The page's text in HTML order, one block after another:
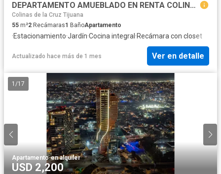
DEPARTAMENTO AMUEBLADO EN RENTA COLINAS DE CALIFORNIA
Colinas de la Cruz Tijuana
55 m²2 Recámaras1 BañoApartamento
·Estacionamiento·Jardín·Cocina integral ·Recámara con closet
Actualizado hace más de 1 mes Ver en detalle
1 /17
Apartamento·en alquiler
USD 2,200